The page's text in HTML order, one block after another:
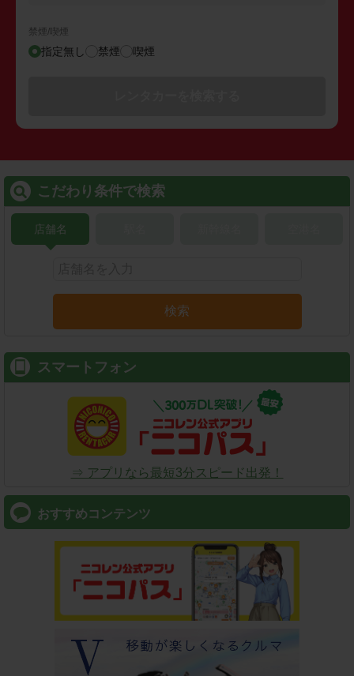
禁煙/喫煙
指定無し 禁煙 喫煙
こだわり条件で検索
店舗名
検索
スマートフォン
⇒ アプリなら最短3分スピード出発！
おすすめコンテンツ